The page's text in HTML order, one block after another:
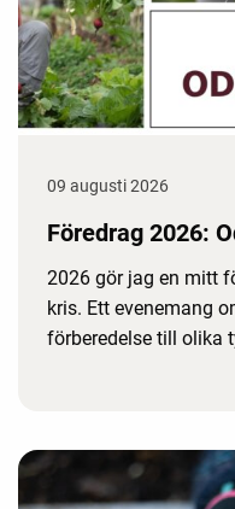
09 augusti 2026
Föredrag 2026:
2026 gör jag en mitt
kris. Ett evenemang
förberedelse till olika